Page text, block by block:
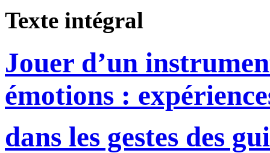
Texte intégral
Jouer d’un
émotions :
dans les gestes des